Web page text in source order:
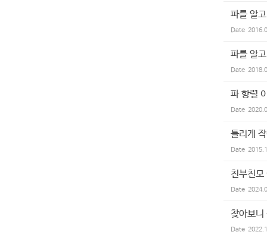
파를 알
Date
파를 알
Date
파 항렬
Date
틀리게
Date
친부친모
Date
찾아보니
Date